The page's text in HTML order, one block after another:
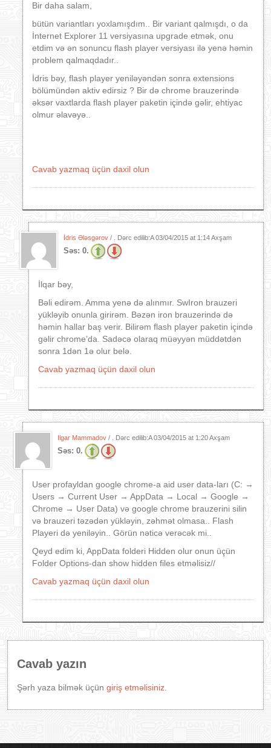
Bir daha salam,
bütün variantları yoxlamışdım.. Bir variant qalmışdı, o da
İnternet Explorer 11 versiyasına upgrade etmək, onu
etdim və ən sonuncu flash player versiyası ilə yenə həmin
problem qalmaqdadır..
İdris bəy, flash player yeniləyəndən sonra extensions
bölümündən aktiv edirsiz ? Bir də chrome brauzerində
əksər vaxtlarda flash player paketin içində gəlir, ehtiyac
olmur əlavəyə..
Cavab yazmaq üçün daxil olun
İdris Ələsgərov / . Dərc edilib:A03/04/2015 at 1:14 Axşam
Səs: 0.
İlqar bəy,
Bəli edirəm. Amma yenə də alınmır. SwIron brauzeri
yükləyib onunla girirəm. Bəzən iron brauzerində də
həmin hallar baş verir. Bilirəm flash player paketin içində
gəlir chrome’da. Sadəcə olaraq müəyyən müddətdən
sonra 1dən 1ə olur belə.
Cavab yazmaq üçün daxil olun
Ilgar Mammadov / . Dərc edilib:A03/04/2015 at 1:20 Axşam
Səs: 0.
User profayldan google chrome-a aid user data-ları (C: →
Users → Current User → AppData → Local → Google →
Chrome → User Data) və google chrome brauzerini silin
və brauzeri təzədən yükləyin, zəhmət olmasa.. Flash
Playeri də yeniləyin.. Görün nəticə verəcək mi..
Qeyd edim ki, AppData folderi Hidden olur onun üçün
Folder Options-dan show hidden files etməlisiz//
Cavab yazmaq üçün daxil olun
Cavab yazın
Şərh yaza bilmək üçün giriş etməlisiniz